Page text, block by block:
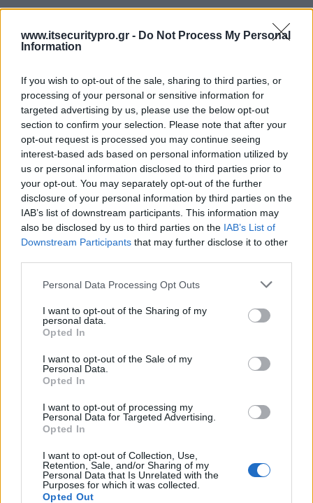
www.itsecuritypro.gr - Do Not Process My Personal
Information
If you wish to opt-out of the sale, sharing to third parties, or
processing of your personal or sensitive information for
targeted advertising by us, please use the below opt-out
section to confirm your selection. Please note that after your
opt-out request is processed you may continue seeing
interest-based ads based on personal information utilized by
us or personal information disclosed to third parties prior to
your opt-out. You may separately opt-out of the further
disclosure of your personal information by third parties on the
IAB’s list of downstream participants. This information may
also be disclosed by us to third parties on the IAB’s List of
Downstream Participants that may further disclose it to other
Personal Data Processing Opt Outs
I want to opt-out of the Sharing of my
personal data.
Opted In
I want to opt-out of the Sale of my
Personal Data.
Opted In
I want to opt-out of processing my
Personal Data for Targeted Advertising.
Opted In
I want to opt-out of Collection, Use,
Retention, Sale, and/or Sharing of my
Personal Data that Is Unrelated with the
Purposes for which it was collected.
Opted Out